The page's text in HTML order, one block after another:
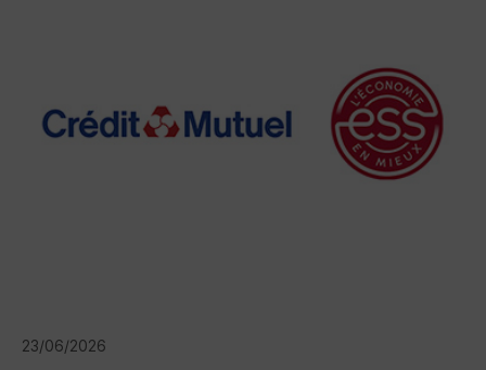
23/06/2026